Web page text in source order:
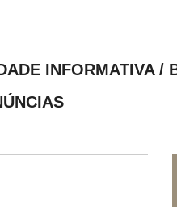
INFORMATIVA /